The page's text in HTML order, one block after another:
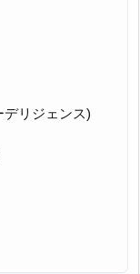
デリジェンス)